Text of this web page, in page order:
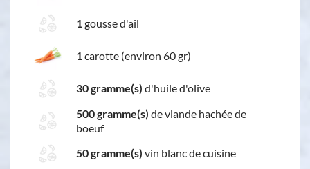
1gousse d'ail
1carotte (environ 60 gr)
30 gramme(s) d'huile d'olive
500 gramme(s) de viande hachée de
boeuf
50 gramme(s) vin blanc de cuisine